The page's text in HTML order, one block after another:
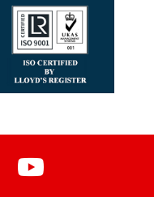
youtube